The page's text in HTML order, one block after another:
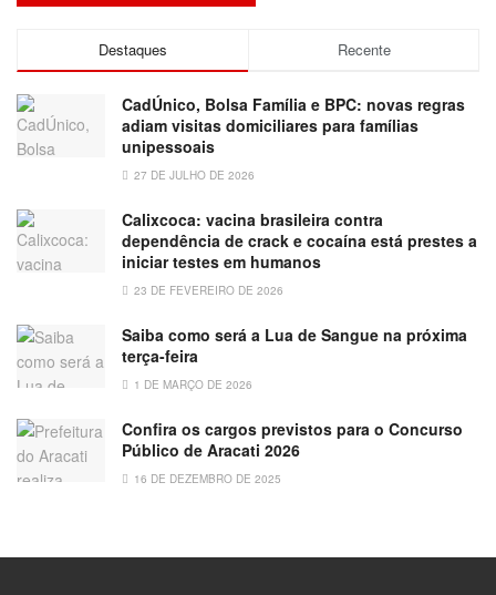
Destaques Recente
CadÚnico, Bolsa Família e BPC: novas regras
adiam visitas domiciliares para famílias
unipessoais
27 DE JULHO DE 2026
Calixcoca: vacina brasileira contra
dependência de crack e cocaína está prestes a
iniciar testes em humanos
23 DE FEVEREIRO DE 2026
Saiba como será a Lua de Sangue na próxima
terça-feira
1 DE MARÇO DE 2026
Confira os cargos previstos para o Concurso
Público de Aracati 2026
16 DE DEZEMBRO DE 2025